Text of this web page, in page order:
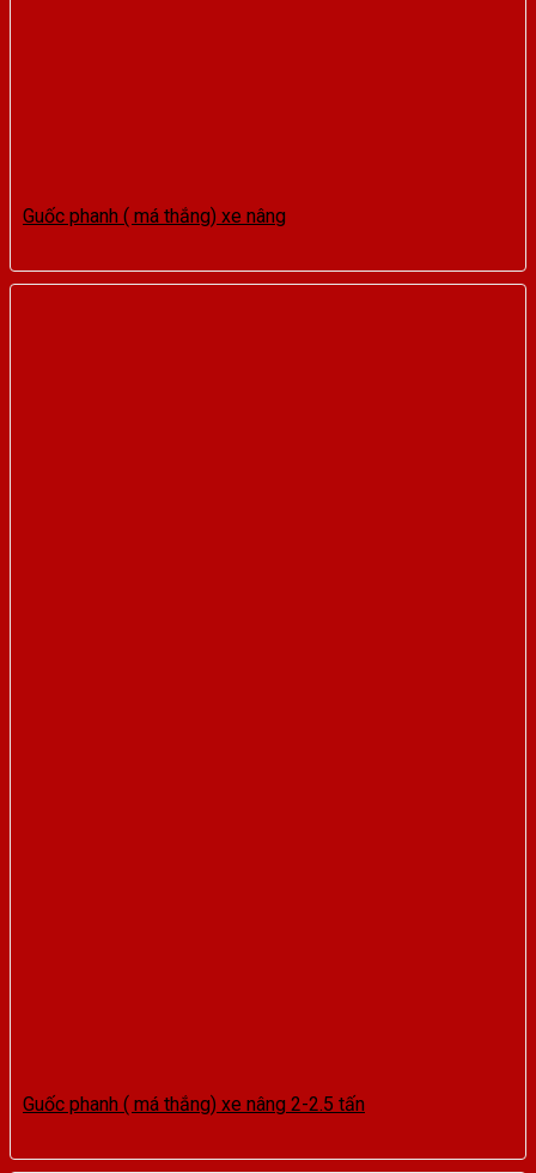
Guốc phanh ( má thắng) xe nâng
Guốc phanh ( má thắng) xe nâng 2-2.5 tấn